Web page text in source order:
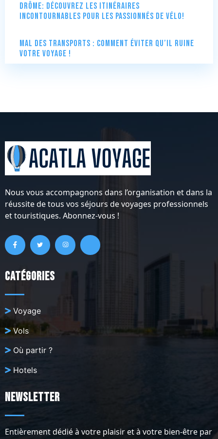
Drôme: Découvrez les itinéraires
incontournables pour les passionnés de vélo!
Mal des transports : comment éviter qu’il ruine
votre voyage !
Nous vous accompagnons dans l’organisation et dans la
réussite de tous vos séjours de voyages professionnels
et touristiques. Abonnez-vous !
Catégories
Voyage
Vols
Où partir ?
Hotels
Newsletter
Entièrement dédié à votre plaisir et à votre bien-être par